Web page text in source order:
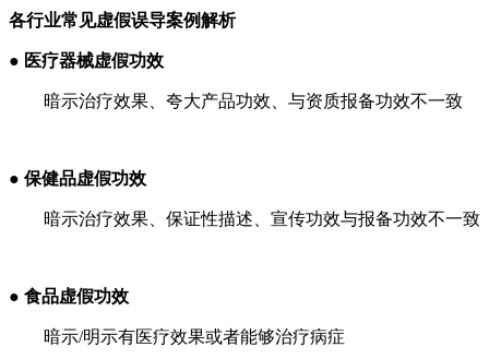
各行业常见虚假误导案例解析
● 医疗器械虚假功效
暗示治疗效果、夸大产品功效、与资质报备功效不一致
● 保健品虚假功效
暗示治疗效果、保证性描述、宣传功效与报备功效不一致
● 食品虚假功效
暗示/明示有医疗效果或者能够治疗病症